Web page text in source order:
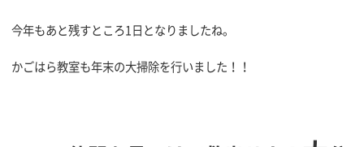
今年もあと残すところ1日となりましたね。
かごはら教室も年末の大掃除を行いました！！